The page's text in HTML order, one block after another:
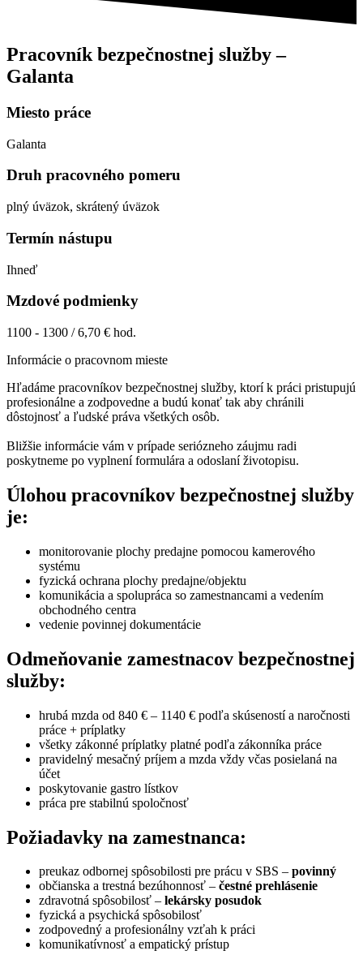
Pracovník bezpečnostnej služby –
Galanta
Miesto práce
Galanta
Druh pracovného pomeru
plný úväzok, skrátený úväzok
Termín nástupu
Ihneď
Mzdové podmienky
1100 - 1300 / 6,70 € hod.
Informácie o pracovnom mieste
Hľadáme pracovníkov bezpečnostnej služby, ktorí k práci pristupujú
profesionálne a zodpovedne a budú konať tak aby chránili
dôstojnosť a ľudské práva všetkých osôb.
Bližšie informácie vám v prípade seriózneho záujmu radi
poskytneme po vyplnení formulára a odoslaní životopisu.
Úlohou pracovníkov bezpečnostnej služby
je:
monitorovanie plochy predajne pomocou kamerového
systému
fyzická ochrana plochy predajne/objektu
komunikácia a spolupráca so zamestnancami a vedením
obchodného centra
vedenie povinnej dokumentácie
Odmeňovanie zamestnacov bezpečnostnej
služby:
hrubá mzda od 840 € – 1140 € podľa skúseností a naročnosti
práce + príplatky
všetky zákonné príplatky platné podľa zákonníka práce
pravidelný mesačný príjem a mzda vždy včas posielaná na
účet
poskytovanie gastro lístkov
práca pre stabilnú spoločnosť
Požiadavky na zamestnanca:
preukaz odbornej spôsobilosti pre prácu v SBS – povinný
občianska a trestná bezúhonnosť – čestné prehlásenie
zdravotná spôsobilosť – lekársky posudok
fyzická a psychická spôsobilosť
zodpovedný a profesionálny vzťah k práci
komunikatívnosť a empatický prístup